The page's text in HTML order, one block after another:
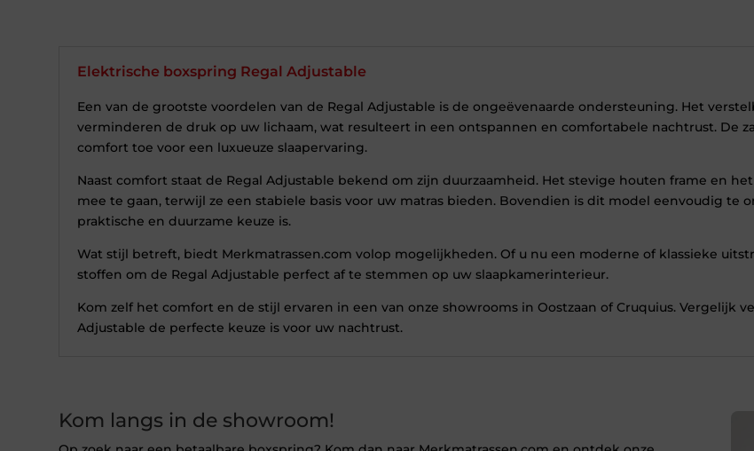
Elektrische boxspring Regal Adjustable
Een van de grootste voordelen van de Regal Adjustable is de ongeëvenaarde ondersteuning. Het
verminderen de druk op uw lichaam, wat resulteert in een ontspannen en comfortabele nachtrust. De
comfort toe voor een luxueuze slaapervaring.
Naast comfort staat de Regal Adjustable bekend om zijn duurzaamheid. Het stevige houten frame en
mee te gaan, terwijl ze een stabiele basis voor uw matras bieden. Bovendien is dit model eenvoudig te
praktische en duurzame keuze is.
Wat stijl betreft, biedt Merkmatrassen.com volop mogelijkheden. Of u nu een moderne of klassieke
stoffen om de Regal Adjustable perfect af te stemmen op uw slaapkamerinterieur.
Kom zelf het comfort en de stijl ervaren in een van onze showrooms in Oostzaan of Cruquius. Vergelijk
Adjustable de perfecte keuze is voor uw nachtrust.
Kom langs in de showroom!